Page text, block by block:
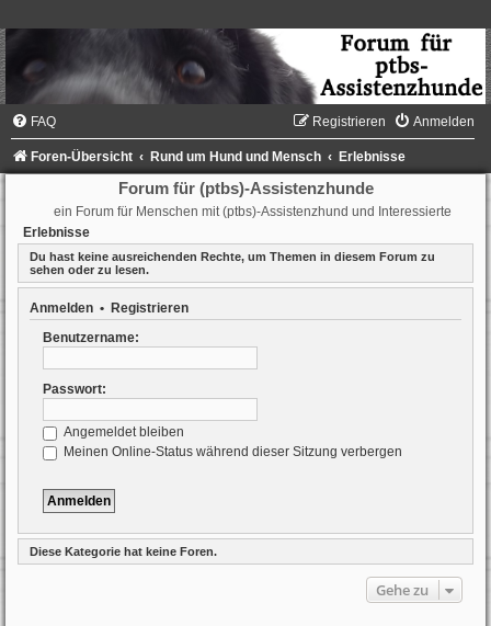
FAQ Anmelden
Registrieren
Foren-Übersicht Rund um Hund und Mensch Erlebnisse
Forum für (ptbs)-Assistenzhunde
ein Forum für Menschen mit (ptbs)-Assistenzhund und Interessierte
Erlebnisse
Du hast keine ausreichenden Rechte, um Themen in diesem Forum zu
sehen oder zu lesen.
Anmelden • Registrieren
Benutzername:
Passwort:
Angemeldet bleiben
Meinen Online-Status während dieser Sitzung verbergen
Diese Kategorie hat keine Foren.
Gehe zu